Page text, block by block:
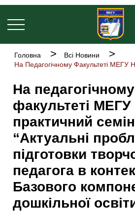
Перейти
до
основного
вмісту
Основна
Рядок
навіґації
Головна
Всі Новини
На педагогічному
факультеті МЕГУ
практичний
“Актуальні
підготовки
педагога в
Базового
дошкільної